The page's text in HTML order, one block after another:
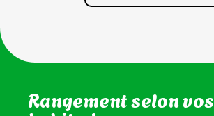
et WC
Rangement selon vos